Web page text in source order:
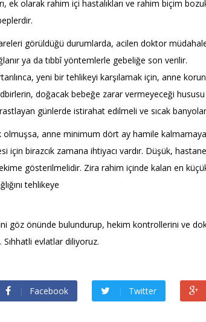
ek olarak rahim içi hastalıkları ve rahim biçim
görüldüğü durumlarda, acilen doktor
ya da tıbbî yöntemlerle gebeliğe son verilir.
yeni bir tehlikeyi karşılamak için, anne
doğacak bebeğe zarar vermeyeceği
günlerde istirahat edilmeli ve sıcak banyolar
olmuşsa, anne minimum dört ay hamile
için birazcık zamana ihtiyacı vardır. Düşük,
gösterilmelidir. Zira rahim içinde kalan en
tehlikeye
göz önünde bulundurup, hekim kontrollerini ve
evlatlar diliyoruz.
Facebook Twitter